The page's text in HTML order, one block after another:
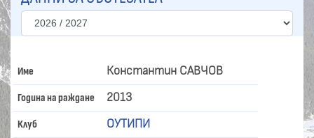
Име Константин САВЧОВ
Година на раждане 2013
Клуб ОУТИПИ